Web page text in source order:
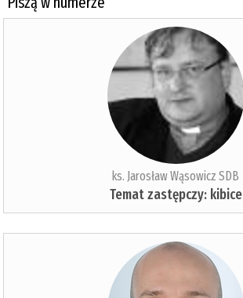
ks. Jarosław Wąsowicz SDB
Temat zastępczy: kibice